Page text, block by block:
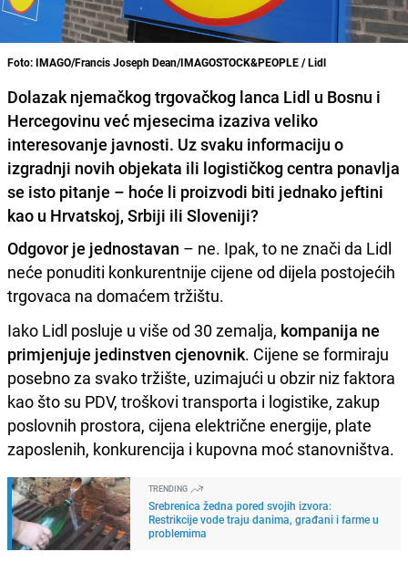
Foto: IMAGO/Francis Joseph Dean/IMAGOSTOCK&PEOPLE / Lidl
Dolazak njemačkog trgovačkog lanca Lidl u Bosnu i
Hercegovinu već mjesecima izaziva veliko
interesovanje javnosti. Uz svaku informaciju o
izgradnji novih objekata ili logističkog centra ponavlja
se isto pitanje – hoće li proizvodi biti jednako jeftini
kao u Hrvatskoj, Srbiji ili Sloveniji?
Odgovor je jednostavan – ne. Ipak, to ne znači da Lidl
neće ponuditi konkurentnije cijene od dijela postojećih
trgovaca na domaćem tržištu.
Iako Lidl posluje u više od 30 zemalja, kompanija ne
primjenjuje jedinstven cjenovnik. Cijene se formiraju
posebno za svako tržište, uzimajući u obzir niz faktora
kao što su PDV, troškovi transporta i logistike, zakup
poslovnih prostora, cijena električne energije, plate
zaposlenih, konkurencija i kupovna moć stanovništva.
TRENDING
Srebrenica žedna pored svojih izvora:
Restrikcije vode traju danima, građani i farme u
problemima